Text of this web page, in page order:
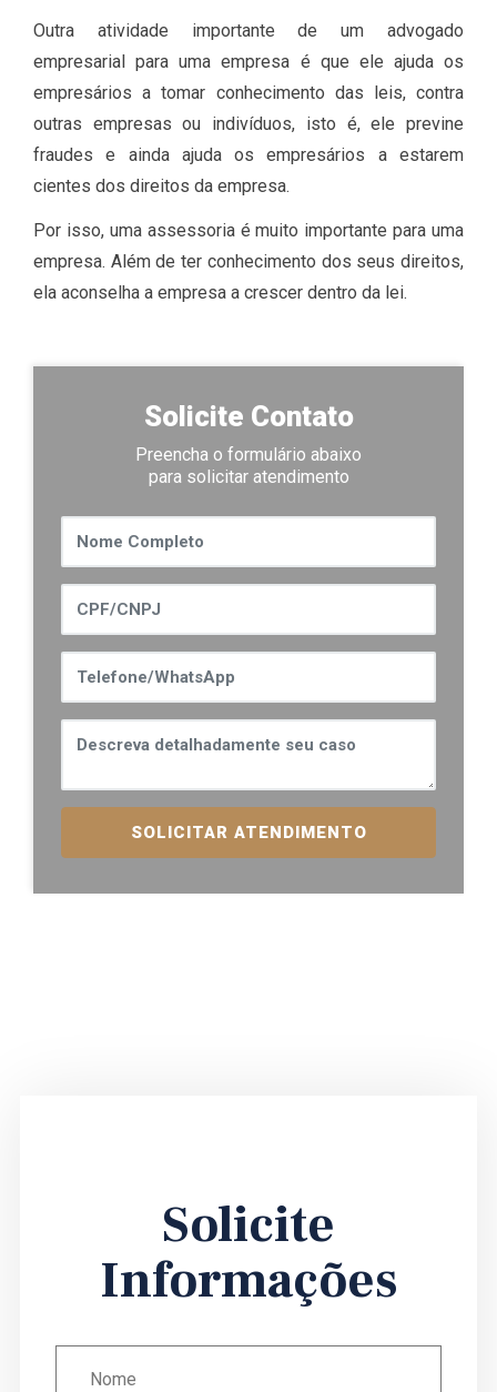
Outra atividade importante de um advogado
empresarial para uma empresa é que ele ajuda os
empresários a tomar conhecimento das leis, contra
outras empresas ou indivíduos, isto é, ele previne
fraudes e ainda ajuda os empresários a estarem
cientes dos direitos da empresa.
Por isso, uma assessoria é muito importante para uma
empresa. Além de ter conhecimento dos seus direitos,
ela aconselha a empresa a crescer dentro da lei.
Solicite Contato
Preencha o formulário abaixo
para solicitar atendimento
SOLICITAR ATENDIMENTO
Solicite
Informações